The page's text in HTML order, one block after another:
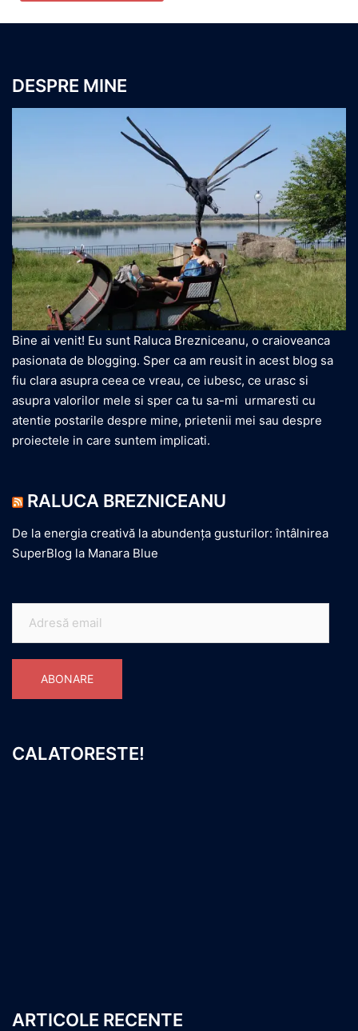
DESPRE MINE
Bine ai venit! Eu sunt Raluca Brezniceanu, o craioveanca
pasionata de blogging. Sper ca am reusit in acest blog sa
fiu clara asupra ceea ce vreau, ce iubesc, ce urasc si
asupra valorilor mele si sper ca tu sa-mi urmaresti cu
atentie postarile despre mine, prietenii mei sau despre
proiectele in care suntem implicati.
RALUCA BREZNICEANU
De la energia creativă la abundența gusturilor: întâlnirea
SuperBlog la Manara Blue
email
ABONARE
CALATORESTE!
ARTICOLE RECENTE